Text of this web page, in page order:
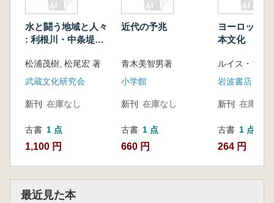
水と闘う地域と人々
: 利根川・中条堤と
松浦茂樹, 松尾宏 著
武蔵文化研究会
新刊 在庫なし
古書 1 点
1,100 円
近代の予兆
青木美智男著
小学館
新刊 在庫なし
古書 1 点
660 円
ヨーロッパ
本文化
岩波書店
新刊 在庫なし
古書 1 点
264 円
最近見た本